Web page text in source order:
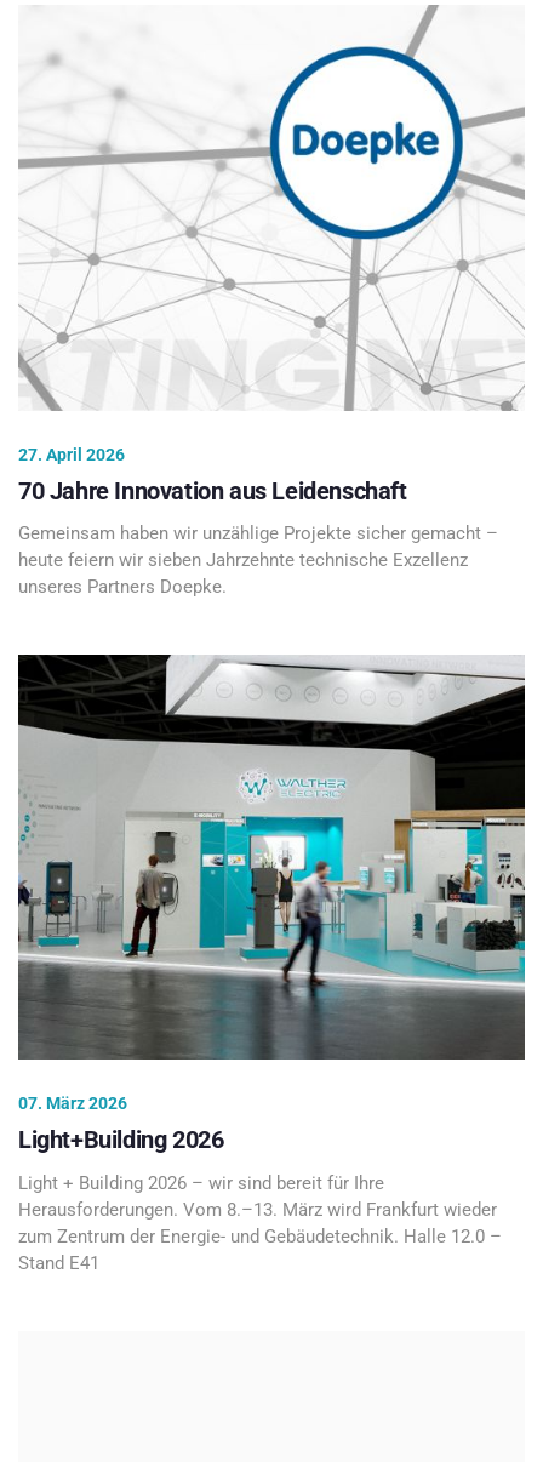
27. April 2026
70 Jahre Innovation aus Leidenschaft
Gemeinsam haben wir unzählige Projekte sicher gemacht –
heute feiern wir sieben Jahrzehnte technische Exzellenz
unseres Partners Doepke.
07. März 2026
Light+Building 2026
Light + Building 2026 – wir sind bereit für Ihre
Herausforderungen. Vom 8.–13. März wird Frankfurt wieder
zum Zentrum der Energie- und Gebäudetechnik. Halle 12.0 –
Stand E41